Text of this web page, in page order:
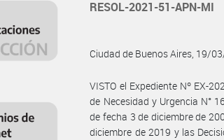
RESOL-2021-51-APN-MI
Ciudad de Buenos Aires, 19/
VISTO el Expediente Nº EX-
de Necesidad y Urgencia N°
de fecha 3 de diciembre de
diciembre de 2019 y las